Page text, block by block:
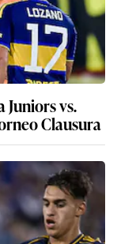
Juniors vs.
Clausura